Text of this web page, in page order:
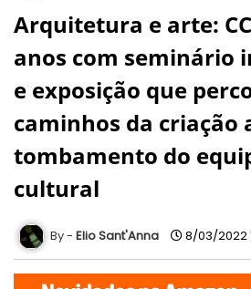
Arquitetura e arte:
anos com seminário
e exposição que
caminhos da criação
tombamento do
cultural
Elio Sant'Anna 8/03/2022